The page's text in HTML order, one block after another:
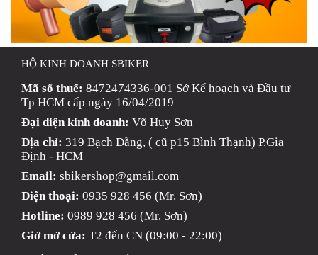
HỘ KINH DOANH SBIKER
Mã số thuế: 8472474336-001 Sở Kế hoạch và Đầu tư
Tp HCM cấp ngày 16/04/2019
Đại diện kinh doanh: Võ Huy Sơn
Địa chỉ: 319 Bạch Đằng, ( cũ p15 Bình Thạnh) P.Gia
Định - HCM
Email: sbikershop@gmail.com
Điện thoại: 0935 928 456 (Mr. Sơn)
Hotline: 0989 928 456 (Mr. Sơn)
Giờ mở cửa: T2 đến CN (09:00 - 22:00)